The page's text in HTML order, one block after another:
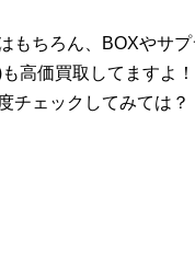
もちろん、BOXやサ
高価買取してますよ！
チェックしてみては？